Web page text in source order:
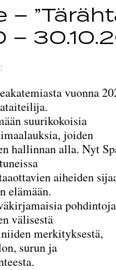
–
–
vuonna
suurikokoisia
joiden
hallinnan alla. Nyt
aiheiden
elämään.
pohdintoja
välisestä
merkityksestä,
surun ja